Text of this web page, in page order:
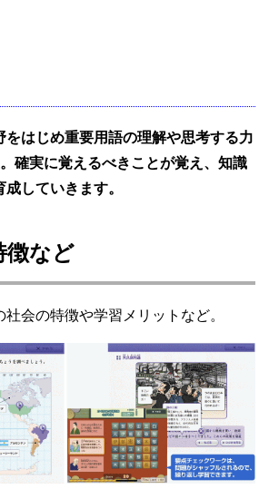
をはじめ重要用語の理解や思考する力
確実に覚えるべきことが覚え、知識
していきます。
徴など
社会の特徴や学習メリットなど。